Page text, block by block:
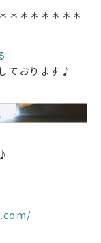
＊＊＊＊＊＊＊
ております♪